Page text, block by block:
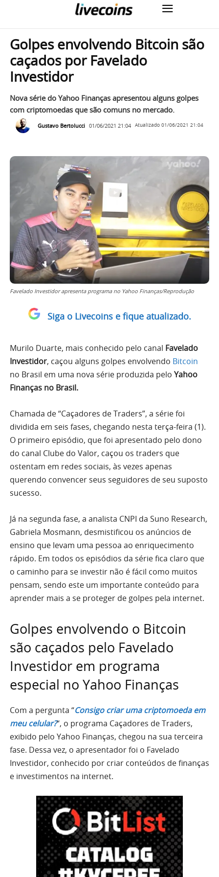
Golpes envolvendo Bitcoin são
caçados por Favelado
Investidor
Nova série do Yahoo Finanças apresentou alguns golpes
com criptomoedas que são comuns no mercado.
Gustavo Bertolucci 01/06/2021 21:04 Atualizado 01/06/2021 21:04
Favelado Investidor apresenta programa no Yahoo Finanças/Reprodução
Siga o Livecoins e fique atualizado.
Murilo Duarte, mais conhecido pelo canal Favelado
Investidor, caçou alguns golpes envolvendo Bitcoin
no Brasil em uma nova série produzida pelo Yahoo
Finanças no Brasil.
Chamada de “Caçadores de Traders”, a série foi
dividida em seis fases, chegando nesta terça-feira (1).
O primeiro episódio, que foi apresentado pelo dono
do canal Clube do Valor, caçou os traders que
ostentam em redes sociais, às vezes apenas
querendo convencer seus seguidores de seu suposto
sucesso.
Já na segunda fase, a analista CNPI da Suno Research,
Gabriela Mosmann, desmistificou os anúncios de
ensino que levam uma pessoa ao enriquecimento
rápido. Em todos os episódios da série fica claro que
o caminho para se investir não é fácil como muitos
pensam, sendo este um importante conteúdo para
aprender mais a se proteger de golpes pela internet.
Golpes envolvendo o Bitcoin
são caçados pelo Favelado
Investidor em programa
especial no Yahoo Finanças
Com a pergunta “Consigo criar uma criptomoeda em
meu celular?“, o programa Caçadores de Traders,
exibido pelo Yahoo Finanças, chegou na sua terceira
fase. Dessa vez, o apresentador foi o Favelado
Investidor, conhecido por criar conteúdos de finanças
e investimentos na internet.